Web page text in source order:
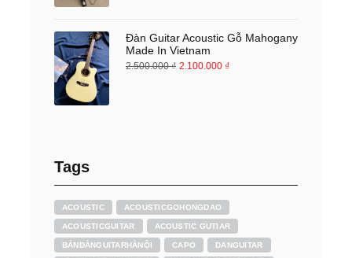
Đàn Guitar Acoustic Gỗ Mahogany
Made In Vietnam
2.500.000₫ 2.100.000 ₫
Tags
ACOUSTIC ACOUSTICGOHONGDAO
ACOUSTICGUITAR ACOUSTIC GUTIAR
BÁNĐÀNGUITARHÀNỘI CAPO DANGUITAR